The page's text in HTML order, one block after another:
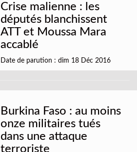
Crise malienne : les
députés blanchissent
ATT et Moussa Mara
accablé
Date de parution : dim 18 Déc 2016
Burkina Faso : au moins
onze militaires tués
dans une attaque
terroriste